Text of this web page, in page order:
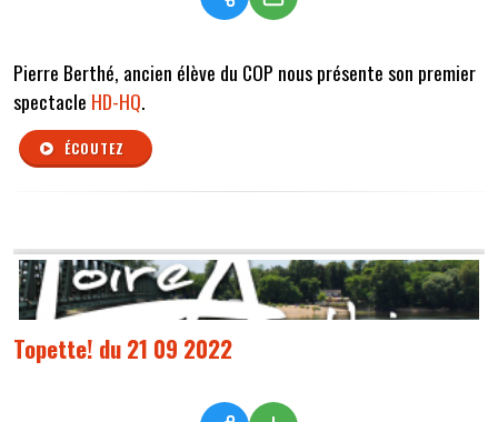
Pierre Berthé, ancien élève du COP nous présente son premier
spectacle HD-HQ.
ÉCOUTEZ
Topette! du 21 09 2022